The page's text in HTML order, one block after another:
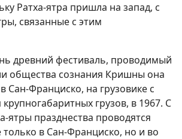
Ратха-ятра пришла на запад, с
связанные с этим
древний фестиваль, проводимый
общества сознания Кришны она
Сан-Франциско, на грузовике с
грузов, в 1967. С
ятры празднества проводятся
только в Сан-Франциско, но и во